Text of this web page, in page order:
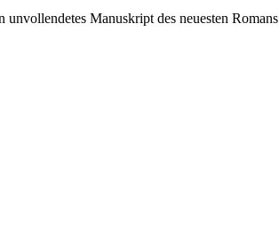
Manuskript des neuesten